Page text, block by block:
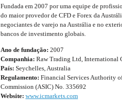
Fundada em 2007 por uma equipe de
do maior provedor de CFD e Forex da
negociantes de varejo na Austrália e no
bancos de investimento globais.
Ano de fundação: 2007
Companhia: Raw Trading Ltd, International
País: Seychelles, Australia
Regulamento: Financial Services Authority
Commission (ASIC) No. 335692
Website: www.icmarkets.com